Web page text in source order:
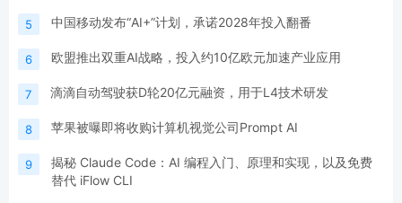
5 中国移动发布“AI+”计划，承诺2028年投入翻番
6 欧盟推出双重AI战略，投入约10亿欧元加速产业应用
7 滴滴自动驾驶获D轮20亿元融资，用于L4技术研发
8 苹果被曝即将收购计算机视觉公司Prompt AI
9
揭秘 Claude Code：AI 编程入门、原理和实现，以及免费
替代 iFlow CLI